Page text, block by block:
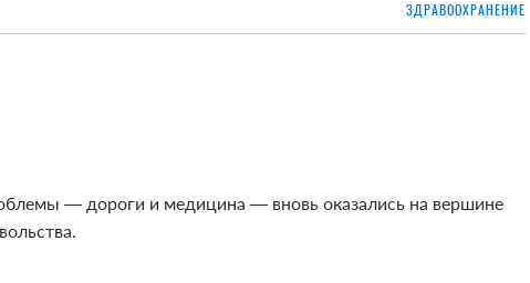
ЗДРАВООХРАНЕНИЕ
— дороги и медицина — вновь оказались на вершине